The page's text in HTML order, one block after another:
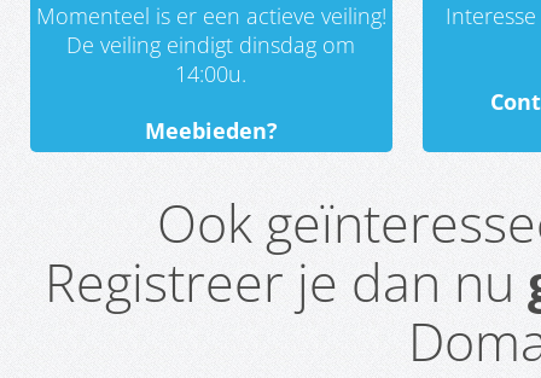
Momenteel is er een actieve veiling!
De veiling eindigt dinsdag om
14:00u.
Meebieden?
Ook
Registreer je dan nu